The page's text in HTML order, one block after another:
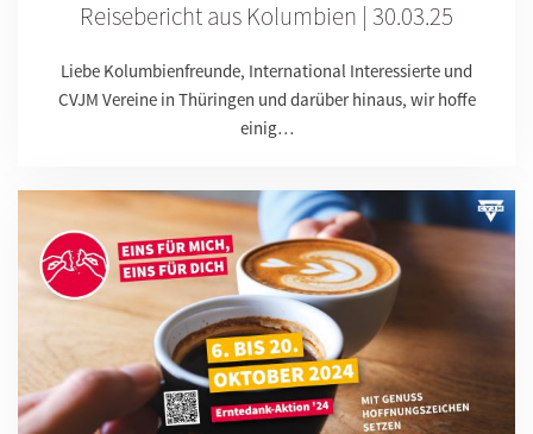
Reisebericht aus Kolumbien | 30.03.25
Liebe Kolumbienfreunde, International Interessierte und
CVJM Vereine in Thüringen und darüber hinaus, wir hoffe
einig…